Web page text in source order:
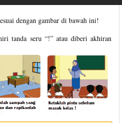
dengan gambar di bawah ini!
tanda seru “!” atau diberi akhiran